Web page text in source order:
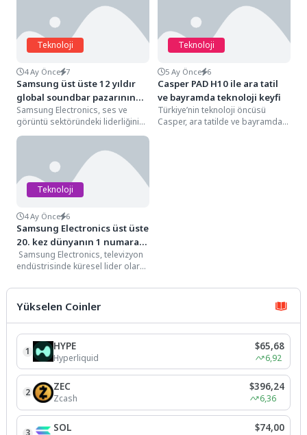
Teknoloji
4 Ay Önce 7
Samsung üst üste 12 yıldır
global soundbar pazarının
lideri
Samsung Electronics, ses ve
görüntü sektöründeki liderliğini
sürdürerek üst üste 12. kez
Teknoloji
5 Ay Önce 6
Casper PAD H10 ile ara tatil
ve bayramda teknoloji keyfi
Türkiye’nin teknoloji öncüsü
Casper, ara tatilde ve bayramda
Teknoloji
4 Ay Önce 6
Samsung Electronics üst üste
20. kez dünyanın 1 numaralı
TV markası
Samsung Electronics, televizyon
endüstrisinde küresel lider olarak
üste 20. kez...
Yükselen Coinler
1 HYPE
Hyperliquid
$65,68
6,92
2 ZEC
Zcash
$396,24
6,36
SOL $74,00